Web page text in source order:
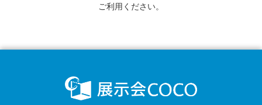
ご利用ください。